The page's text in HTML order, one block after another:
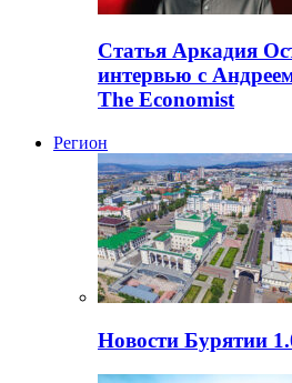
Статья Аркадия
интервью с
The Economist
Регион
Новости Бурятии